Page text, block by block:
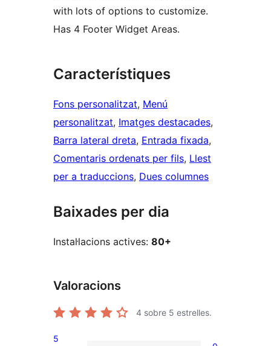
with lots of options to customize.
Has 4 Footer Widget Areas.
Característiques
Fons personalitzat, Menú
personalitzat, Imatges destacades
Barra lateral dreta, Entrada fixada
Comentaris ordenats per fils, Llest
per a traduccions, Dues columnes
Baixades per dia
Instal·lacions actives: 80+
Valoracions
4 sobre 5 estrelles.
5